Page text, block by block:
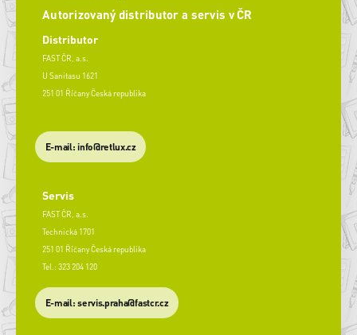
Autorizovaný distributor a servis v ČR
Distributor
FAST ČR, a.s.
U Sanitasu 1621
251 01 Říčany Česká republika
E-mail: info@retlux.cz
Servis
FAST ČR, a.s.
Technická 1701
251 01 Říčany Česká republika
Tel.: 323 204 120
​E-mail: servis.praha@fastcr.cz